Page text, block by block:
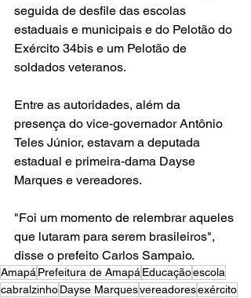
seguida de desfile das escolas
estaduais e municipais e do Pelotão do
Exército 34bis e um Pelotão de
soldados veteranos.
Entre as autoridades, além da
presença do vice-governador Antônio
Teles Júnior, estavam a deputada
estadual e primeira-dama Dayse
Marques e vereadores.
"Foi um momento de relembrar aqueles
que lutaram para serem brasileiros",
disse o prefeito Carlos Sampaio.
Amapá Prefeitura de Amapá Educaçãoescola
cabralzinhoDayse Marquesvereadoresexército